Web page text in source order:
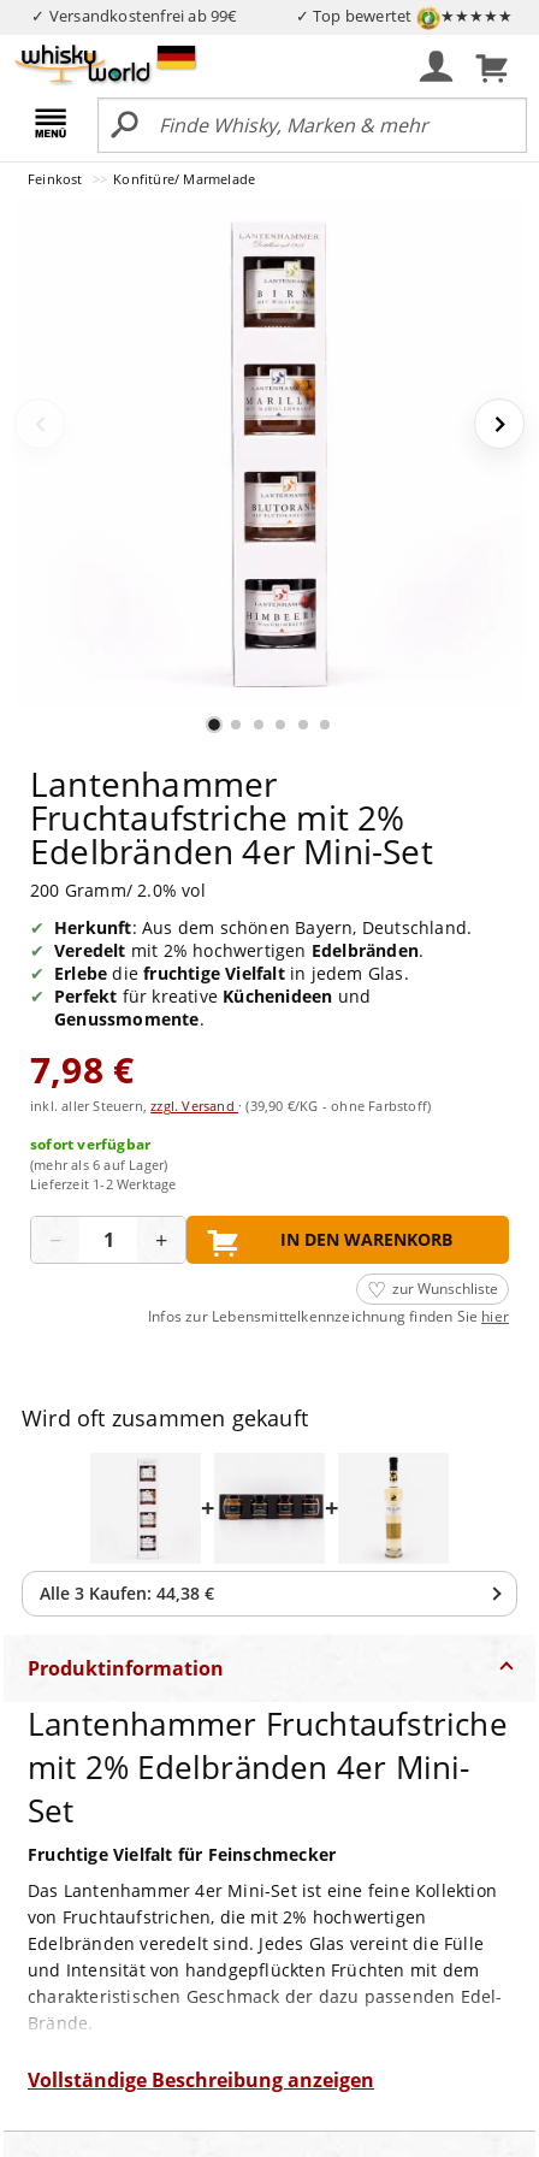
✓ Versandkostenfrei ab 99€ ✓ Top bewertet ★★★★★
Feinkost Konfitüre/ Marmelade
Lantenhammer
Fruchtaufstriche mit 2%
Edelbränden 4er Mini-Set
200 Gramm/ 2.0% vol
Herkunft: Aus dem schönen Bayern, Deutschland.
Veredelt mit 2% hochwertigen Edelbränden.
Erlebe diefruchtige Vielfaltin jedem Glas.
Perfekt für kreative Küchenideen und
Genussmomente.
7,98 €
inkl. aller Steuern,zzgl. Versand ·(39,90 €/KG - ohne Farbstoff)
sofort verfügbar
(mehr als 6 auf Lager)
Lieferzeit 1-2 Werktage
− + IN DEN WARENKORB
zur Wunschliste
Infos zur Lebensmittelkennzeichnung finden Sie hier
Wird oft zusammen gekauft
+ +
Alle 3 Kaufen: 44,38 €
Produktinformation
Lantenhammer Fruchtaufstriche
mit 2% Edelbränden 4er Mini-
Set
Fruchtige Vielfalt für Feinschmecker
Das Lantenhammer 4er Mini-Set ist eine feine Kollektion
von Fruchtaufstrichen, die mit 2% hochwertigen
Edelbränden veredelt sind. Jedes Glas vereint die Fülle
und Intensität von handgepflückten Früchten mit dem
charakteristischen Geschmack der dazu passenden Edel-
Brände.
Aufstrich mit Waldhimbeergeist, ein exotischer
verlockender Marillenaufstrich mit Marillenbrand sowie
Vollständige Beschreibung anzeigen